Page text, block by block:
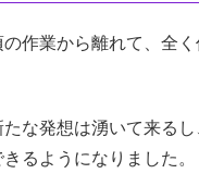
作業から離れて、全
な発想は湧いて来る
るようになりました。